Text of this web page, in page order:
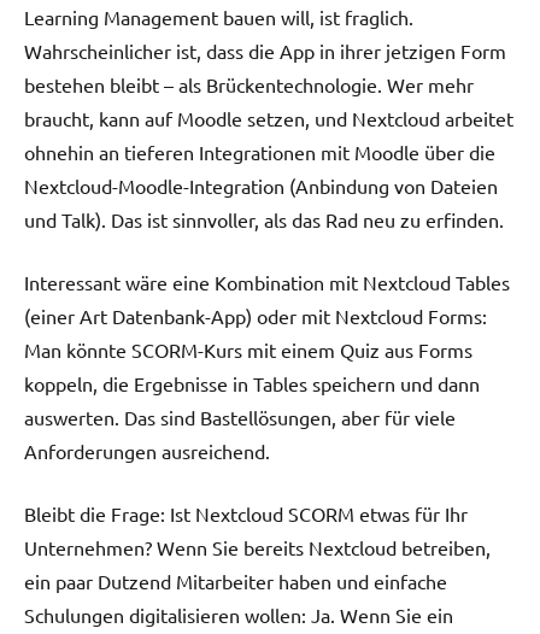
Learning Management bauen will, ist fraglich.
Wahrscheinlicher ist, dass die App in ihrer jetzigen Form
bestehen bleibt – als Brückentechnologie. Wer mehr
braucht, kann auf Moodle setzen, und Nextcloud arbeitet
ohnehin an tieferen Integrationen mit Moodle über die
Nextcloud-Moodle-Integration (Anbindung von Dateien
und Talk). Das ist sinnvoller, als das Rad neu zu erfinden.
Interessant wäre eine Kombination mit Nextcloud Tables
(einer Art Datenbank-App) oder mit Nextcloud Forms:
Man könnte SCORM-Kurs mit einem Quiz aus Forms
koppeln, die Ergebnisse in Tables speichern und dann
auswerten. Das sind Bastellösungen, aber für viele
Anforderungen ausreichend.
Bleibt die Frage: Ist Nextcloud SCORM etwas für Ihr
Unternehmen? Wenn Sie bereits Nextcloud betreiben,
ein paar Dutzend Mitarbeiter haben und einfache
Schulungen digitalisieren wollen: Ja. Wenn Sie ein